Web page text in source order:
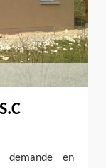
demande en